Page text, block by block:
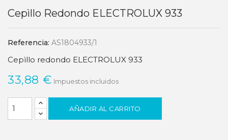
Cepìllo Redondo ELECTROLUX 933
Referencia: AS1804933/1
Cepìllo redondo ELECTROLUX 933
33,88 € Impuestos incluidos
AÑADIR AL CARRITO